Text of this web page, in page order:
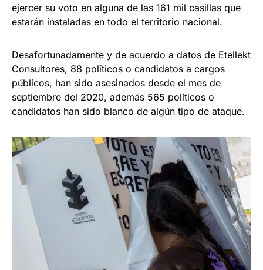
ejercer su voto en alguna de las 161 mil casillas que
estarán instaladas en todo el territorio nacional.
Desafortunadamente y de acuerdo a datos de Etellekt
Consultores, 88 políticos o candidatos a cargos
públicos, han sido asesinados desde el mes de
septiembre del 2020, además 565 políticos o
candidatos han sido blanco de algún tipo de ataque.